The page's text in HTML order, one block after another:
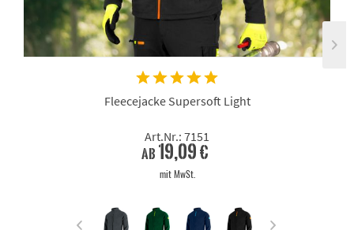
Fleecejacke Supersoft Light
Art.Nr.: 7151
ab 19,09 €
mit MwSt.